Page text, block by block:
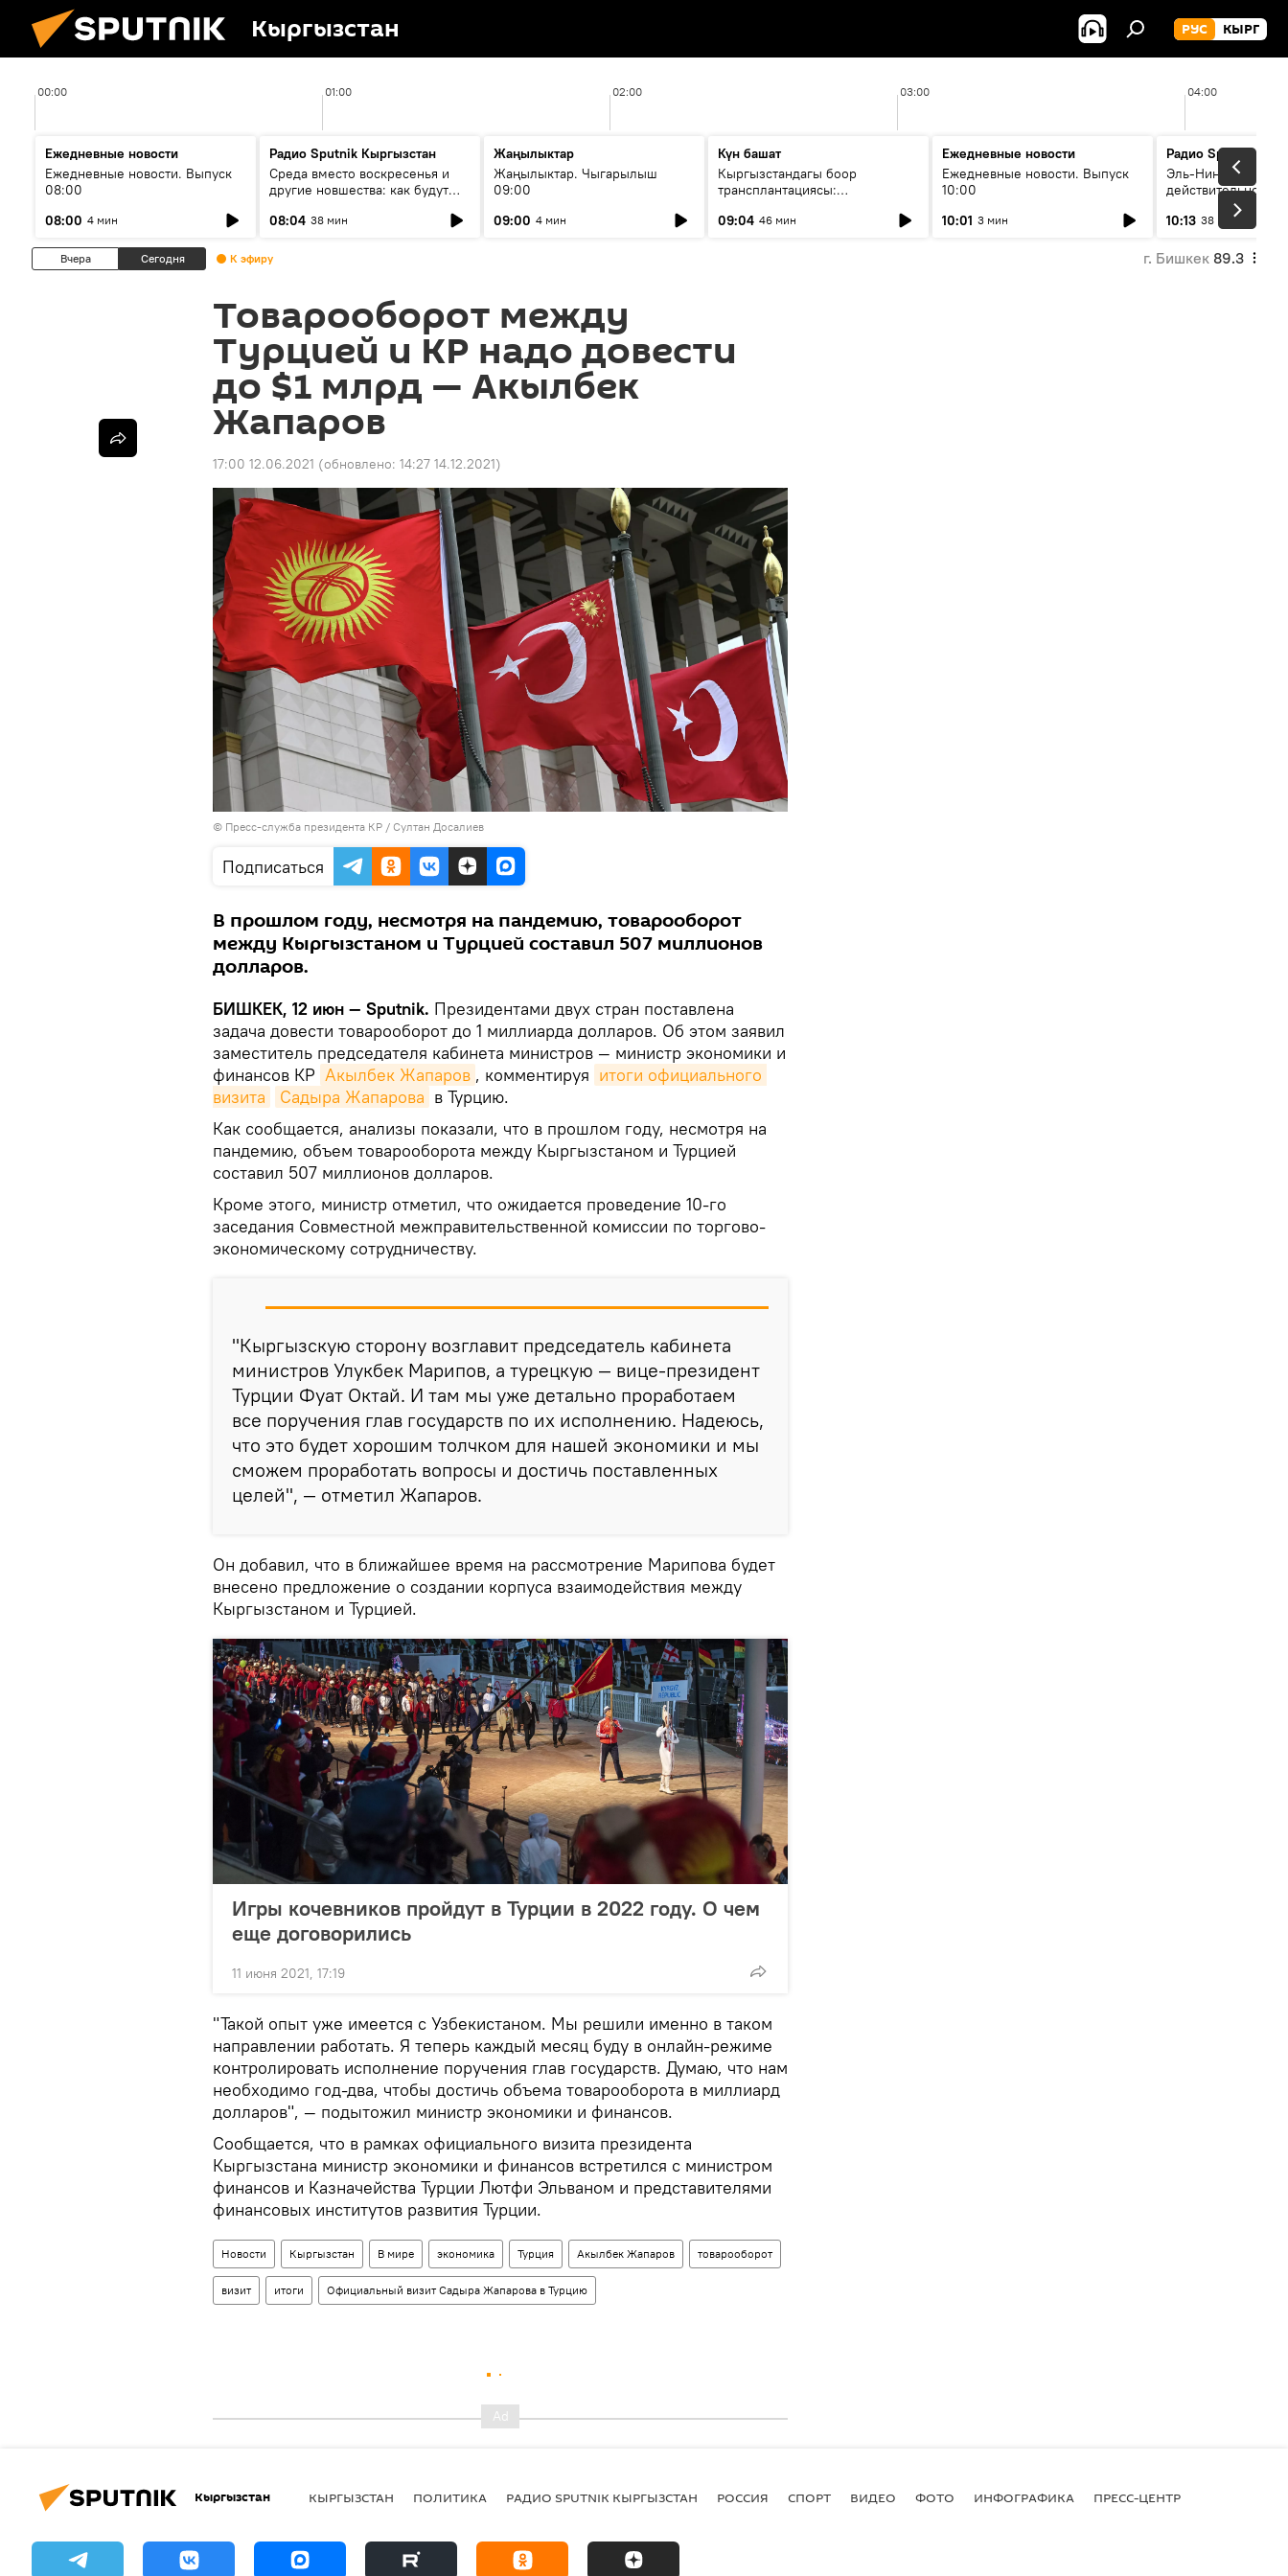
Кыргызстан РУС КЫРГ
00:00 01:00 02:00 03:00 04:00
Ежедневные новости
Ежедневные новости. Выпуск
08:00
08:00 4 мин
Радио Sputnik Кыргызстан
Среда вместо воскресенья и
другие новшества: как будут
08:04 38 мин
Жаңылыктар
Жаңылыктар. Чыгарылыш
09:00
09:00 4 мин
Күн башат
Кыргызстандагы боор
трансплантациясы:
келечеги
09:04 46 мин
Ежедневные новости
Ежедневные новости. Выпуск
10:00
10:01 3 мин
Радио Sputnik
Эль-Ниньо, жара и
действительно
погоду в
10:13 38 мин
Вчера Сегодня К эфиру г. Бишкек 89.3
Товарооборот между
Турцией и КР надо довести
до $1 млрд — Акылбек
Жапаров
17:00 12.06.2021 (обновлено: 14:27 14.12.2021)
© Пресс-служба президента КР / Султан Досалиев
Подписаться
В прошлом году, несмотря на пандемию, товарооборот
между Кыргызстаном и Турцией составил 507 миллионов
долларов.
БИШКЕК, 12 июн — Sputnik. Президентами двух стран поставлена
задача довести товарооборот до 1 миллиарда долларов. Об этом заявил
заместитель председателя кабинета министров — министр экономики и
финансов КР Акылбек Жапаров , комментируя итоги официального
визита
Садыра Жапарова в Турцию.
Как сообщается, анализы показали, что в прошлом году, несмотря на
пандемию, объем товарооборота между Кыргызстаном и Турцией
составил 507 миллионов долларов.
Кроме этого, министр отметил, что ожидается проведение 10-го
заседания Совместной межправительственной комиссии по торгово-
экономическому сотрудничеству.
"Кыргызскую сторону возглавит председатель кабинета
министров Улукбек Марипов, а турецкую — вице-президент
Турции Фуат Октай. И там мы уже детально проработаем
все поручения глав государств по их исполнению. Надеюсь,
что это будет хорошим толчком для нашей экономики и мы
сможем проработать вопросы и достичь поставленных
целей", — отметил Жапаров.
Он добавил, что в ближайшее время на рассмотрение Марипова будет
внесено предложение о создании корпуса взаимодействия между
Кыргызстаном и Турцией.
Игры кочевников пройдут в Турции в 2022 году. О чем
еще договорились
11 июня 2021, 17:19
"Такой опыт уже имеется с Узбекистаном. Мы решили именно в таком
направлении работать. Я теперь каждый месяц буду в онлайн-режиме
контролировать исполнение поручения глав государств. Думаю, что нам
необходимо год-два, чтобы достичь объема товарооборота в миллиард
долларов", — подытожил министр экономики и финансов.
Сообщается, что в рамках официального визита президента
Кыргызстана министр экономики и финансов встретился с министром
финансов и Казначейства Турции Лютфи Эльваном и представителями
финансовых институтов развития Турции.
Новости Кыргызстан В мире экономика Турция Акылбек Жапаров товарооборот
визит итоги Официальный визит Садыра Жапарова в Турцию
Кыргызстан КЫРГЫЗСТАН ПОЛИТИКА РАДИО SPUTNIK КЫРГЫЗСТАН РОССИЯ СПОРТ ВИДЕО ФОТО ИНФОГРАФИКА ПРЕСС-ЦЕНТР